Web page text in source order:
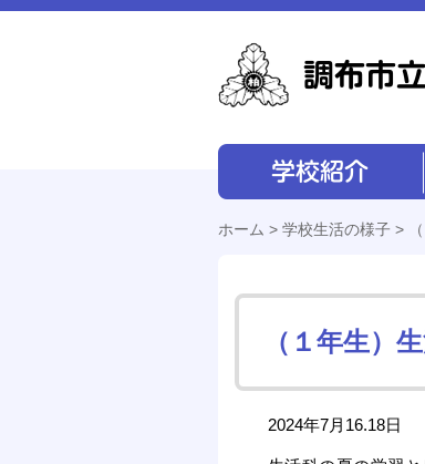
ホーム > 学校生活の様子 >
（１年生）
2024年7月16.18日